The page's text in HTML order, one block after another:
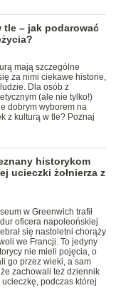
tle – jak podarować
mają szczególne
za nimi ciekawe historie,
Dla osób z
(ale nie tylko!)
dobrym wyborem na
z kulturą w tle? Poznaj
historykom
ucieczki żołnierza z
w Greenwich trafił
oficera napoleońskiej
się nastoletni chorąży
we Francji. To jedyny
nie mieli pojęcia, o
go przez wieki, a sam
zachowali też dziennik
ucieczkę, podczas której